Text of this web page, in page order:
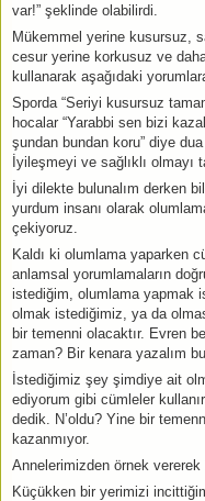
var!” şeklinde olabilirdi.
Mükemmel yerine kusursuz,
cesur yerine korkusuz ve
kullanarak aşağıdaki
Sporda “Seriyi kusursuz
hocalar “Yarabbi sen bizi
şundan bundan koru” diye
İyileşmeyi ve sağlıklı
İyi dilekte bulunalım derken
yurdum insanı olarak
çekiyoruz.
Kaldı ki olumlama yaparken
anlamsal yorumlamaların
istediğim, olumlama yapmak
olmak istediğimiz, ya da
bir temenni olacaktır. Evren
zaman? Bir kenara yazalım
İstediğimiz şey şimdiye ait
ediyorum gibi cümleler
dedik. N’oldu? Yine bir
kazanmıyor.
Annelerimizden örnek vererek
Küçükken bir yerimizi